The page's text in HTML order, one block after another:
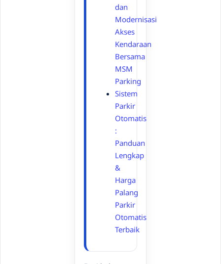
dan
Modernisasi
Akses
Kendaraan
Bersama
MSM
Parking
Sistem
Parkir
Otomatis
:
Panduan
Lengkap
&
Harga
Palang
Parkir
Otomatis
Terbaik